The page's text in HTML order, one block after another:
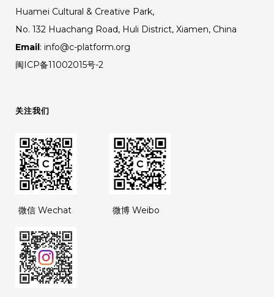
Huamei Cultural & Creative Park,
No. 132 Huachang Road, Huli District, Xiamen, China
Email: info@c-platform.org
闽ICP备11002015号-2
关注我们
微信 Wechat 微博 Weibo